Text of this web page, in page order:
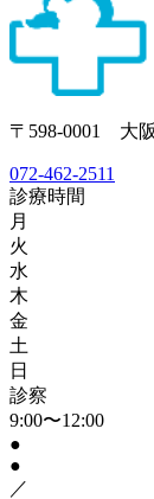
〒598-0001 大
072-462-2511
診療時間
月
火
水
木
金
土
日
診察
9:00〜12:00
●
●
／